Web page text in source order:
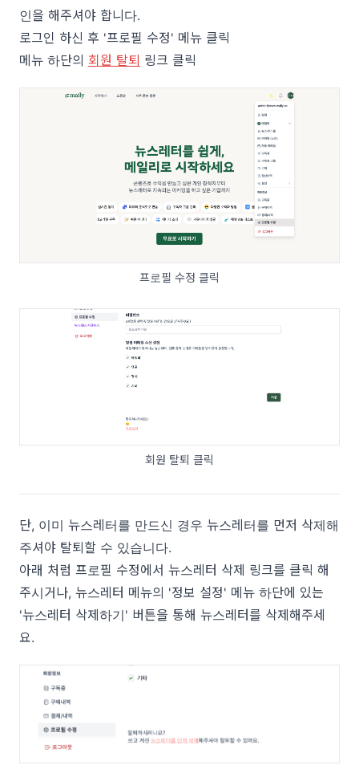
인을 해주셔야 합니다.
로그인 하신 후 '프로필 수정' 메뉴 클릭
메뉴 하단의 회원 탈퇴 링크 클릭
프로필 수정 클릭
회원 탈퇴 클릭
단, 이미 뉴스레터를 만드신 경우 뉴스레터를 먼저 삭제해
주셔야 탈퇴할 수 있습니다.
아래 처럼 프로필 수정에서 뉴스레터 삭제 링크를 클릭 해
주시거나, 뉴스레터 메뉴의 '정보 설정' 메뉴 하단에 있는
'뉴스레터 삭제하기' 버튼을 통해 뉴스레터를 삭제해주세
요.